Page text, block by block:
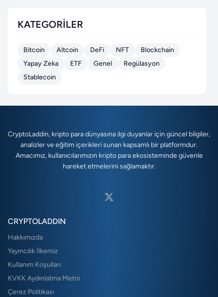
KATEGORILER
Bitcoin Altcoin DeFi NFT
Blockchain
Yapay Zeka
ETF Genel
Regülasyon
Stablecoin
CryptoLaddin, kripto para dünyasına ilgi duyanlar için güncel bilgiler,
analizler ve eğitim içerikleri sunan kapsamlı bir platformdur.
Amacımız, kullanıcılarımızın kripto para ekosisteminde güvenle
hareket etmelerini sağlamaktır.
CRYPTOLADDIN
Hakkımızda
Yayıncılık İlkemiz
Kullanım Koşulları
KVKK Aydınlatma Metni
Çerez Politikası